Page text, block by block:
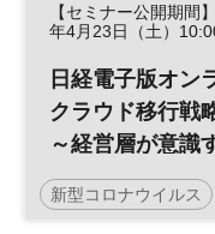
【セミナー公開期間
年4月23日（土）
日経電子版オン
クラウド移行戦
～経営層が意識
ント～
新型コロナウイルス